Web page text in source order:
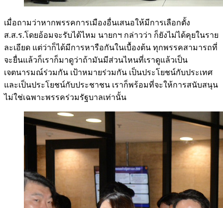
เมื่อถามว่าหากพรรคการเมืองอื่นเสนอให้มีการเลือกตั้ง
ส.ส.ร.โดยอ้อมจะรับได้ไหม นายกฯ กล่าวว่า ก็ยังไม่ได้คุยในราย
ละเอียด แต่ว่าก็ได้มีการหารือกันในเบื้องต้น ทุกพรรคสามารถที่
จะยื่นแล้วก็เราก็มาดูว่าถ้ามันมีส่วนไหนที่เราดูแล้วเป็น
เจตนารมณ์ร่วมกัน เป้าหมายร่วมกัน เป็นประโยชน์กับประเทศ
และเป็นประโยชน์กับประชาชน เราก็พร้อมที่จะให้การสนับสนุน
ไม่ใช่เฉพาะพรรคร่วมรัฐบาลเท่านั้น